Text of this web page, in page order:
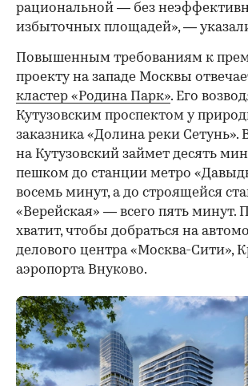
рациональной — без
избыточных площадей», —
Повышенным требованиям к
проекту на западе Москвы
кластер «Родина Парк». Его
Кутузовским проспектом у
заказника «Долина реки Сетунь».
на Кутузовский займет десять
пешком до станции метро
восемь минут, а до строящейся
«Верейская» — всего пять минут.
хватит, чтобы добраться на
делового центра «Москва-Сити»,
аэропорта Внуково.